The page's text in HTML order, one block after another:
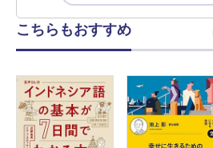
こちらもおすすめ